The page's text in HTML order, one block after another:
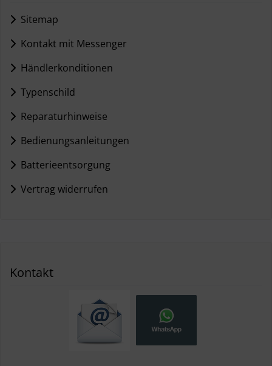
Sitemap
Kontakt mit Messenger
Händlerkonditionen
Typenschild
Reparaturhinweise
Bedienungsanleitungen
Batterieentsorgung
Vertrag widerrufen
Kontakt